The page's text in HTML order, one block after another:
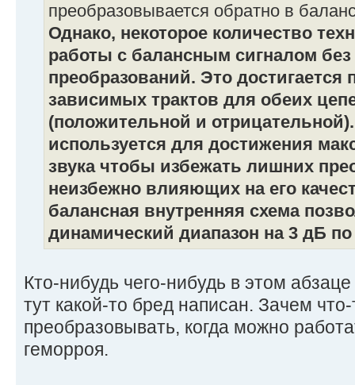
преобразовывается обратно в
Однако, некоторое количество
работы с балансным сигналом
преобразований. Это достигается
зависимых трактов для обеих
(положительной и
используется для достижения
звука чтобы избежать лишних
неизбежно влияющих на его
балансная внутренняя схема
динамический диапазон на 3 дБ
Кто-нибудь чего-нибудь в этом
тут какой-то бред написан. Зачем
преобразовывать, когда можно
геморроя.